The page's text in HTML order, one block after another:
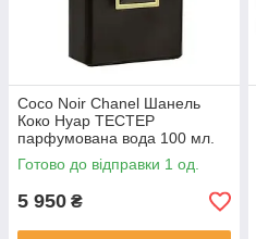
Coco Noir Chanel Шанель
Коко Нуар ТЕСТЕР
парфумована вода 100 мл.
Готово до відправки 1 од.
5 950 ₴